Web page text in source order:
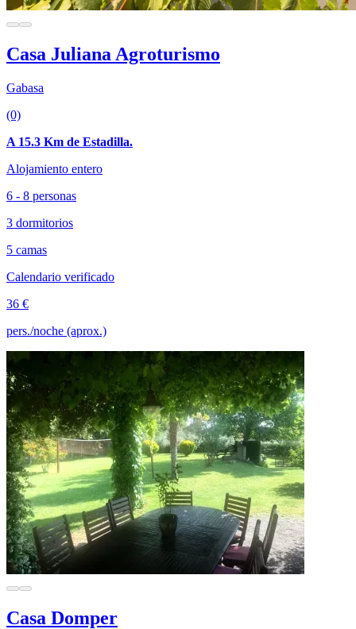
Casa Juliana Agroturismo
Gabasa
(0)
A 15.3 Km de Estadilla.
Alojamiento entero
6 - 8 personas
3 dormitorios
5 camas
Calendario verificado
36 €
pers./noche (aprox.)
Casa Domper